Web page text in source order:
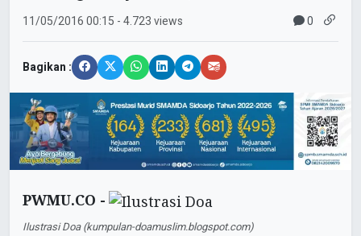
11/05/201600:15 - 4.723 views 0
Bagikan :
PWMU.CO -
Ilustrasi Doa (kumpulan-doamuslim.blogspot.com)